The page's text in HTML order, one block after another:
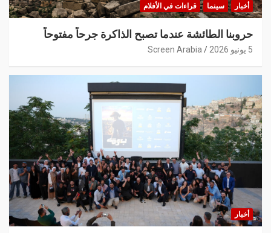
أخبار سينما قراءات في الأفلام
حروبنا الطائشة عندما تصبح الذاكرة جرحاً مفتوحاً
5 يونيو 2026 Screen Arabia
أخبار